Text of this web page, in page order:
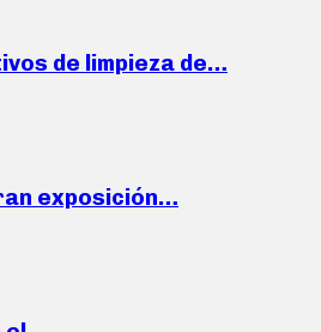
de limpieza de…
exposición…